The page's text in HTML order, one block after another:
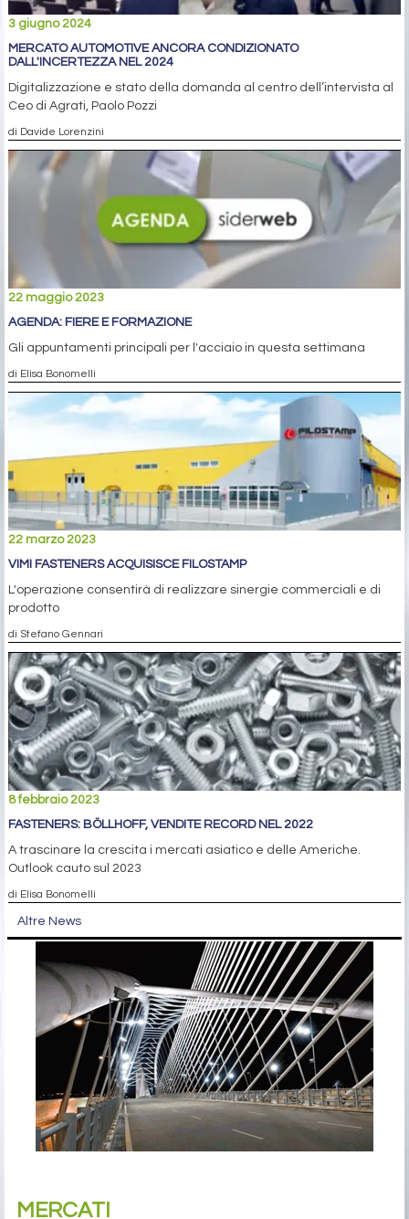
3 giugno 2024
MERCATO AUTOMOTIVE ANCORA CONDIZIONATO
DALL'INCERTEZZA NEL 2024
Digitalizzazione e stato della domanda al centro dell’intervista al
Ceo di Agrati, Paolo Pozzi
di Davide Lorenzini
22 maggio 2023
AGENDA: FIERE E FORMAZIONE
Gli appuntamenti principali per l'acciaio in questa settimana
di Elisa Bonomelli
22 marzo 2023
VIMI FASTENERS ACQUISISCE FILOSTAMP
L'operazione consentirà di realizzare sinergie commerciali e di
prodotto
di Stefano Gennari
8 febbraio 2023
FASTENERS: BÖLLHOFF, VENDITE RECORD NEL 2022
A trascinare la crescita i mercati asiatico e delle Americhe.
Outlook cauto sul 2023
di Elisa Bonomelli
Altre News
MERCATI